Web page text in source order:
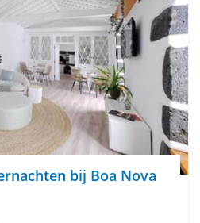
bij Boa Nova